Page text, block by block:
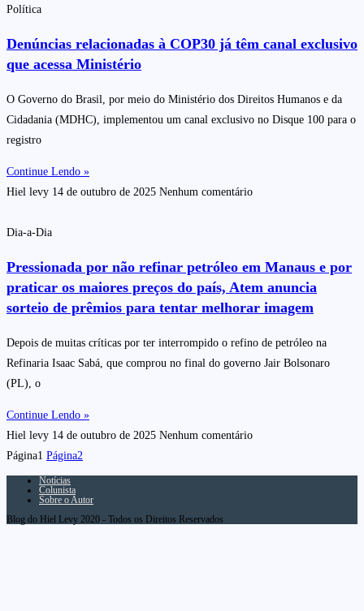
Política
Denúncias relacionadas à COP30 já têm canal exclusivo
que acessa Ministério
O Governo do Brasil, por meio do Ministério dos Direitos Humanos e da
Cidadania (MDHC), implementou um canal exclusivo no Disque 100 para o
registro
Continue Lendo »
Hiel levy 14 de outubro de 2025 Nenhum comentário
Dia-a-Dia
Pressionada por não refinar petróleo em Manaus e por
praticar os maiores preços do país, Atem anuncia
sorteio de prêmios para tentar melhorar imagem
Depois de muitas críticas por ter interrompido o refino de petróleo na
Refinaria Isaac Sabá, que comprou no final do governo Jair Bolsonaro
(PL), o
Continue Lendo »
Hiel levy 14 de outubro de 2025 Nenhum comentário
Página1 Página2
Notícias
Colunista
Sobre o Autor
Blog do Hiel Levy 2020 - Todos os Direitos Reservados